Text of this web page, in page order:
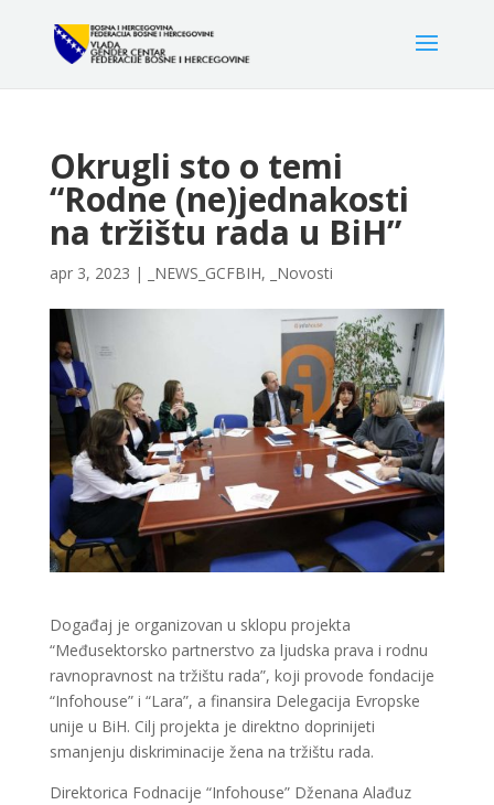
Okrugli sto o temi
“Rodne (ne)jednakosti
na tržištu rada u BiH”
apr 3, 2023 | _NEWS_GCFBIH, _Novosti
Događaj je organizovan u sklopu projekta
“Međusektorsko partnerstvo za ljudska prava i rodnu
ravnopravnost na tržištu rada”, koji provode fondacije
“Infohouse” i “Lara”, a finansira Delegacija Evropske
unije u BiH. Cilj projekta je direktno doprinijeti
smanjenju diskriminacije žena na tržištu rada.
Direktorica Fodnacije “Infohouse” Dženana Alađuz